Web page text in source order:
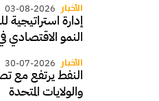
الأخبار 03-08-2026
إدارة
النمو الاقتصادي
الأخبار 30-07-2026
النفط يرتفع مع
والولايات المتحدة